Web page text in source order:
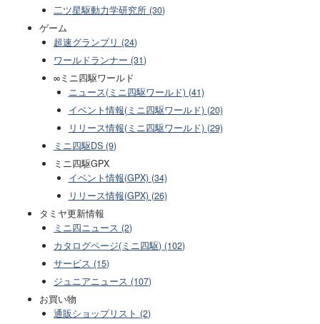
二ツ星駆動力学研究所 (30)
ゲーム
超速グランプリ (24)
ワールドランナー (31)
∞ミニ四駆ワールド
ニュース(ミニ四駆ワールド) (41)
イベント情報(ミニ四駆ワールド) (20)
リリース情報(ミニ四駆ワールド) (29)
ミニ四駆DS (9)
ミニ四駆GPX
イベント情報(GPX) (34)
リリース情報(GPX) (26)
タミヤ更新情報
ミニ四ニュース (2)
カタログページ(ミニ四駆) (102)
サービス (15)
ジュニアニュース (107)
お買い物
通販ショップリスト (2)